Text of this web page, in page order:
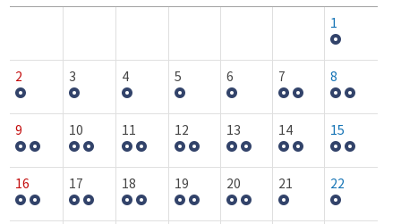
1
2 3 4 5 6 7 8
9 10 11 12 13 14 15
16 17 18 19 20 21 22